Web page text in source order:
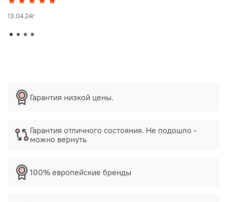
13.04.24г
Гарантия низкой цены.
Гарантия отличного состояния. Не подошло -
можно вернуть
100% европейские бренды